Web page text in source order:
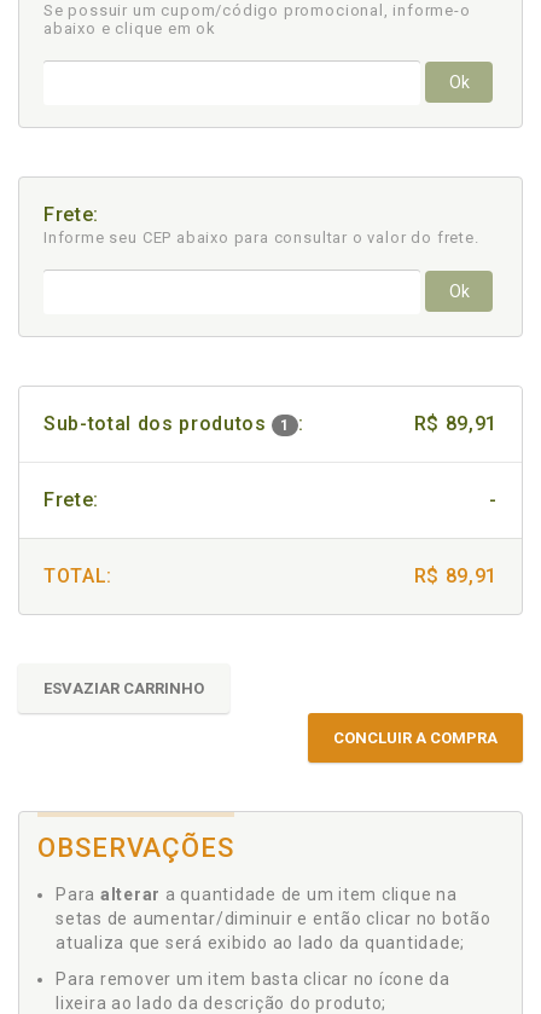
Se possuir um cupom/código promocional, informe-o
abaixo e clique em ok
Ok
Frete:
Informe seu CEP abaixo para consultar o valor do frete.
Ok
Sub-total dos produtos 1 : R$ 89,91
Frete: -
TOTAL: R$ 89,91
ESVAZIAR CARRINHO
CONCLUIR A COMPRA
OBSERVAÇÕES
Para alterar a quantidade de um item clique na
setas de aumentar/diminuir e então clicar no botão
atualiza que será exibido ao lado da quantidade;
Para remover um item basta clicar no ícone da
lixeira ao lado da descrição do produto;